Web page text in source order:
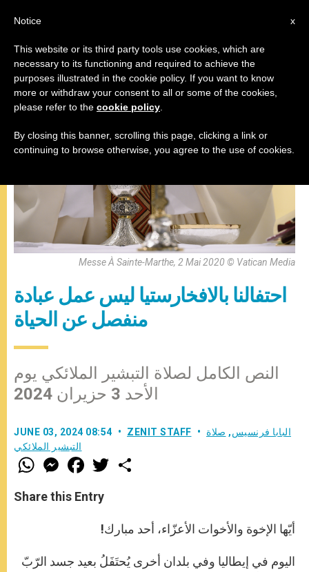
البابا فرنسيس ,صلاة التبشير الملائكي
Messe À Sainte-Marthe, 2 Mai 2020 © Vatican Media
احتفالنا بالافخارستيا ليس عمل عبادة
منفصل عن الحياة
النص الكامل لصلاة التبشير الملائكي يوم
الأحد 3 حزيران 2024
JUNE 03, 2024 08:54 ZENIT STAFF البابا فرنسيس, صلاة
التبشير الملائكي
W
h
t
s
M
e
s
e
F
a
e
b
w
r
Share this Entry
أيّها الإخوة والأخوات الأعزّاء، أحد مبارك!
اليوم في إيطاليا وفي بلدان أخرى يُحتَفَلُ بعيد جسد الرّبّ
x
Notice
This website or its third party tools use cookies, which are
necessary to its functioning and required to achieve the
purposes illustrated in the cookie policy. If you want to know
more or withdraw your consent to all or some of the cookies,
please refer to the cookie policy
By closing this banner, scrolling this page, clicking a link or
continuing to browse otherwise, you agree to the use of cookies.